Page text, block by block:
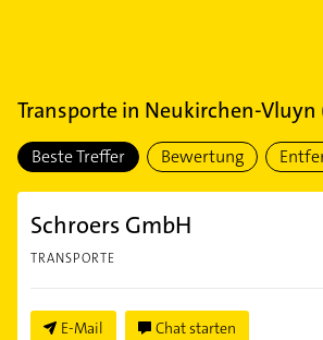
Transportein Neukirchen-Vluyn
Beste Treffer Bewertung
Schroers GmbH
TRANSPORTE
E-Mail Chat starten